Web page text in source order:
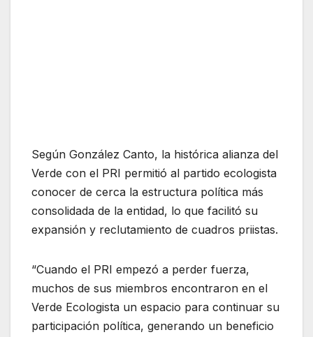
Según González Canto, la histórica alianza del
Verde con el PRI permitió al partido ecologista
conocer de cerca la estructura política más
consolidada de la entidad, lo que facilitó su
expansión y reclutamiento de cuadros priistas.
“Cuando el PRI empezó a perder fuerza,
muchos de sus miembros encontraron en el
Verde Ecologista un espacio para continuar su
participación política, generando un beneficio